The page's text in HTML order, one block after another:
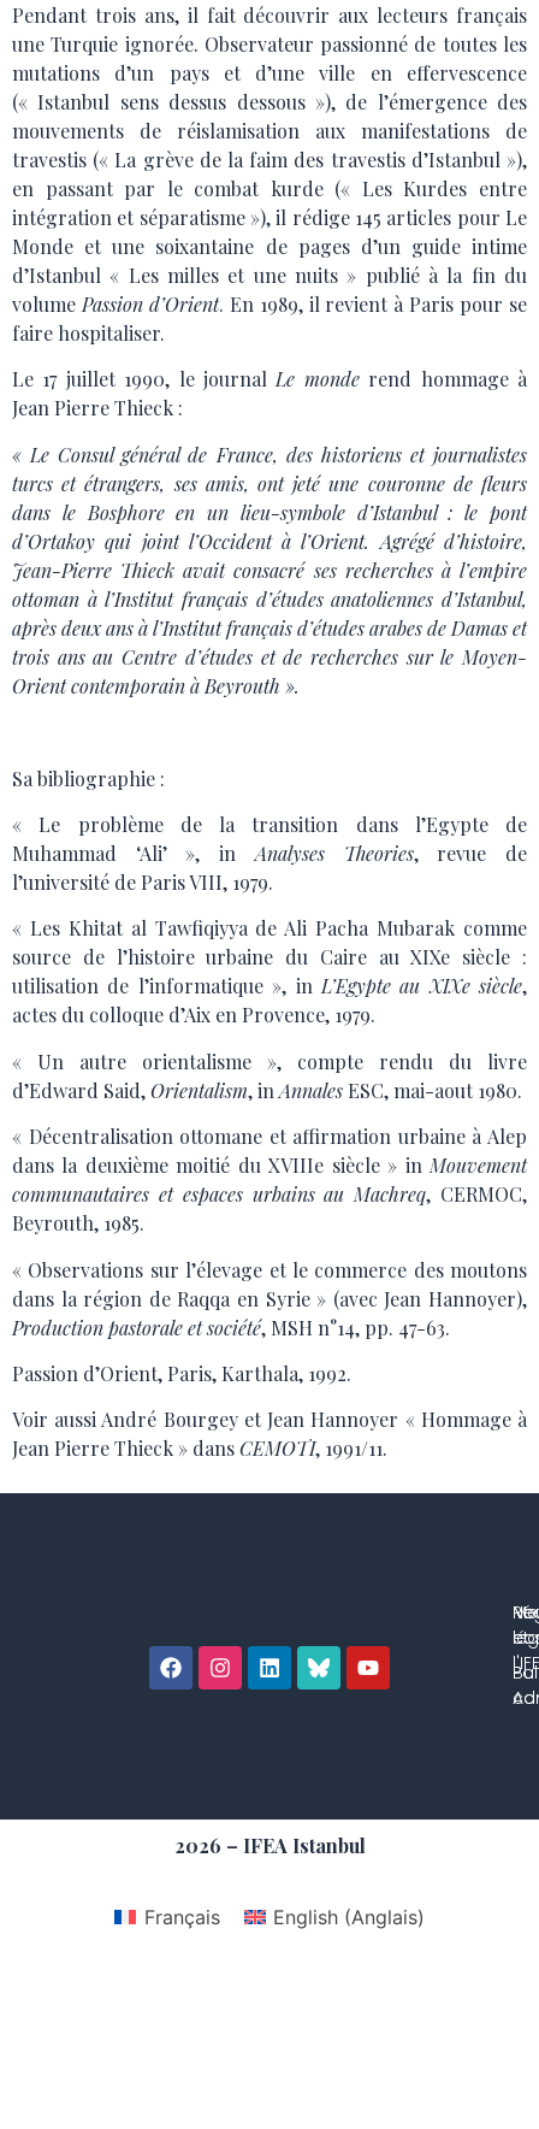
Pendant trois ans, il fait découvrir aux lecteurs français
une Turquie ignorée. Observateur passionné de toutes les
mutations d’un pays et d’une ville en effervescence
(« Istanbul sens dessus dessous »), de l’émergence des
mouvements de réislamisation aux manifestations de
travestis (« La grève de la faim des travestis d’Istanbul »),
en passant par le combat kurde (« Les Kurdes entre
intégration et séparatisme »), il rédige 145 articles pour Le
Monde et une soixantaine de pages d’un guide intime
d’Istanbul « Les milles et une nuits » publié à la fin du
volume Passion d’Orient. En 1989, il revient à Paris pour se
faire hospitaliser.
Le 17 juillet 1990, le journalLe monderend hommage à
Jean Pierre Thieck :
« Le Consul général de France, des historiens et journalistes
turcs et étrangers, ses amis, ont jeté une couronne de fleurs
dans le Bosphore en un lieu-symbole d’Istanbul : le pont
d’Ortakoy qui joint l’Occident à l’Orient. Agrégé d’histoire,
Jean-Pierre Thieck avait consacré ses recherches à l’empire
ottoman à l’Institut français d’études anatoliennes d’Istanbul,
après deux ans à l’Institut français d’études arabes de Damas et
trois ans au Centre d’études et de recherches sur le Moyen-
Orient contemporain à Beyrouth ».
Sa bibliographie :
« Le problème de la transition dans l’Egypte de
Muhammad ‘Ali’ », in Analyses Theories, revue de
l’université de Paris VIII, 1979.
« Les Khitat al Tawfiqiyya de Ali Pacha Mubarak comme
source de l’histoire urbaine du Caire au XIXe siècle :
utilisation de l’informatique », inL’Egypte au XIXe siècle,
actes du colloque d’Aix en Provence, 1979.
« Un autre orientalisme », compte rendu du livre
d’Edward Said, Orientalism, in AnnalesESC, mai-aout 1980.
« Décentralisation ottomane et affirmation urbaine à Alep
dans la deuxième moitié du XVIIIe siècle » in Mouvement
communautaires et espaces urbains au Machreq, CERMOC,
Beyrouth, 1985.
« Observations sur l’élevage et le commerce des moutons
dans la région de Raqqa en Syrie » (avec Jean Hannoyer),
Production pastorale et société, MSH n°14, pp. 47-63.
Passion d’Orient, Paris, Karthala, 1992.
Voir aussi André Bourgey et Jean Hannoyer « Hommage à
Jean Pierre Thieck » dansCEMOTI, 1991/11.
et
2026 – IFEA Istanbul
Français English(Anglais)